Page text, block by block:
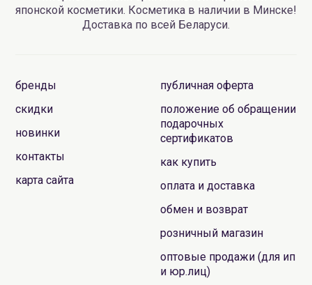
японской косметики. Косметика в наличии в Минске!
Доставка по всей Беларуси.
бренды
скидки
новинки
контакты
карта сайта
публичная оферта
положение об обращении
подарочных
сертификатов
как купить
оплата и доставка
обмен и возврат
розничный магазин
оптовые продажи (для ип
и юр.лиц)